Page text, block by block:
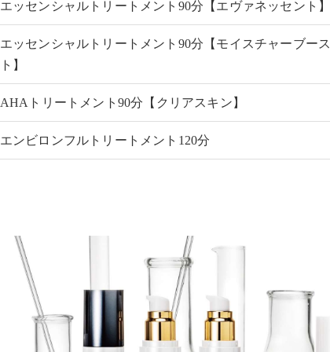
エッセンシャルトリートメント90分【エヴァネッセント】
エッセンシャルトリートメント90分【モイスチャーブース
ト】
AHAトリートメント90分【クリアスキン】
エンビロンフルトリートメント120分